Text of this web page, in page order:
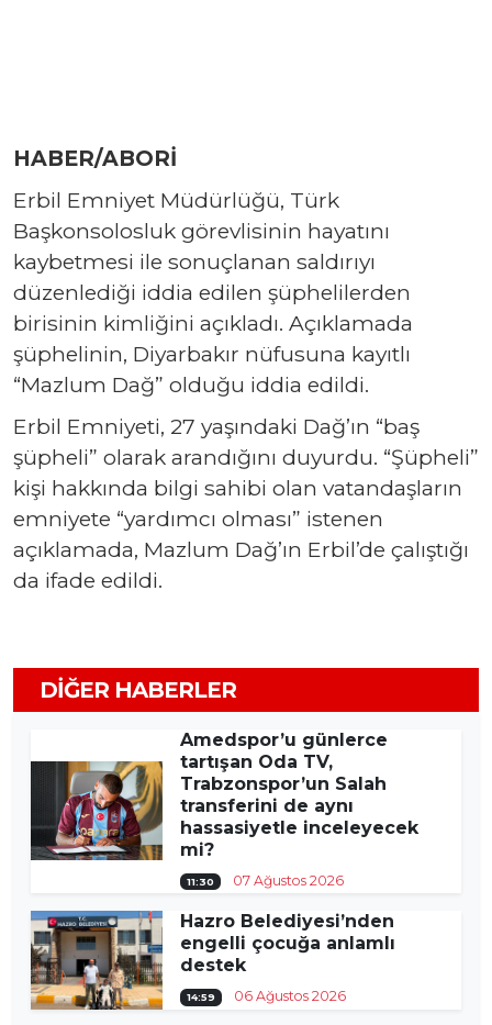
HABER/ABORİ
Erbil Emniyet Müdürlüğü, Türk
Başkonsolosluk görevlisinin hayatını
kaybetmesi ile sonuçlanan saldırıyı
düzenlediği iddia edilen şüphelilerden
birisinin kimliğini açıkladı. Açıklamada
şüphelinin, Diyarbakır nüfusuna kayıtlı
“Mazlum Dağ” olduğu iddia edildi.
Erbil Emniyeti, 27 yaşındaki Dağ’ın “baş
şüpheli” olarak arandığını duyurdu. “Şüpheli”
kişi hakkında bilgi sahibi olan vatandaşların
emniyete “yardımcı olması” istenen
açıklamada, Mazlum Dağ’ın Erbil’de çalıştığı
da ifade edildi.
DIĞER HABERLER
Amedspor’u günlerce
tartışan Oda TV,
Trabzonspor’un Salah
transferini de aynı
hassasiyetle inceleyecek
mi?
11:30 07 Ağustos 2026
Hazro Belediyesi’nden
engelli çocuğa anlamlı
destek
14:59 06 Ağustos 2026